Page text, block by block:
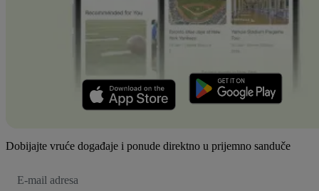
Dobijajte vruće događaje i ponude direktno u prijemno sanduče
mail